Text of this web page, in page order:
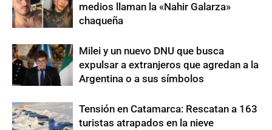
medios llaman la «Nahir Galarza»
chaqueña
Milei y un nuevo DNU que busca
expulsar a extranjeros que agredan a la
Argentina o a sus símbolos
Tensión en Catamarca: Rescatan a 163
turistas atrapados en la nieve